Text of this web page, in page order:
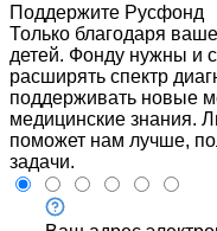
Поддержите Русфонд
Только благодаря
детей. Фонду нужны и
расширять спектр
поддерживать новые
медицинские знания.
поможет нам лучше,
задачи.